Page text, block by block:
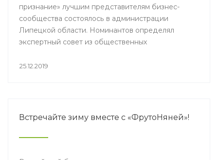
признание» лучшим представителям бизнес-
сообщества состоялось в администрации
Липецкой области. Номинантов определял
экспертный совет из общественных
представителей власти. Они определили
25.12.2019
Встречайте зиму вместе с «ФрутоНяней»!